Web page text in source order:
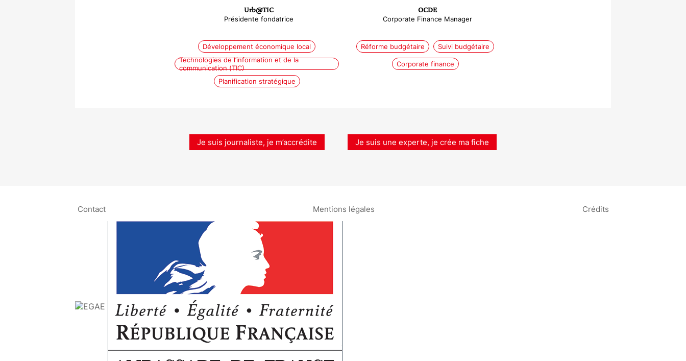
Urb@TIC
Présidente fondatrice
Développement économique local
Technologies de l’information et de la
communication (TIC)
Planification stratégique
OCDE
Corporate Finance Manager
Réforme budgétaire Suivi budgétaire
Corporate finance
Je suis journaliste, je m’accrédite Je suis une experte, je crée ma fiche
Contact Mentions légales Crédits